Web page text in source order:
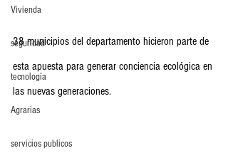
Vivienda
seguridad
tecnología
Agrarias
servicios publicos
38 municipios del departamento hicieron parte de
esta apuesta para generar conciencia ecológica en
las nuevas generaciones.